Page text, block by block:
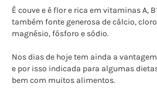
É couve e é flor e rica em vitaminas A,
também fonte generosa de cálcio,
magnésio, fósforo e sódio.
Nos dias de hoje tem ainda a
e por isso indicada para algumas
bem com muitos alimentos.